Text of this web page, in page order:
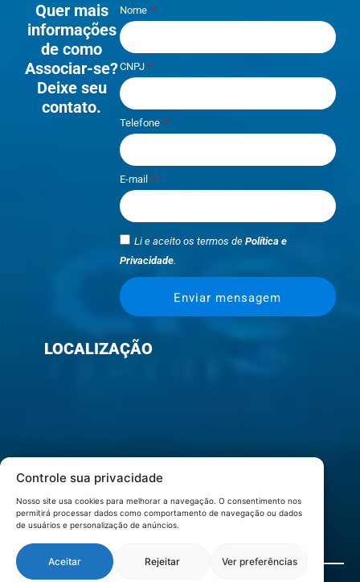
Controle sua privacidade
Nosso site usa cookies para melhorar a navegação. O consentimento nos
permitirá processar dados como comportamento de navegação ou dados
de usuários e personalização de anúncios.
Aceitar Rejeitar Ver preferências
Quer mais
informações
de como
Associar-se?
Deixe seu
contato.
Nome
CNPJ
Telefone
E-mail
Li e aceito os termos de Política e
Privacidade.
Enviar mensagem
LOCALIZAÇÃO